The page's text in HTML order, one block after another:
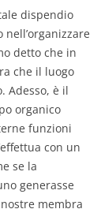
dispendio
detto che in
che il luogo
Adesso, è il
organico
funzioni
con un
se la
generasse
membra